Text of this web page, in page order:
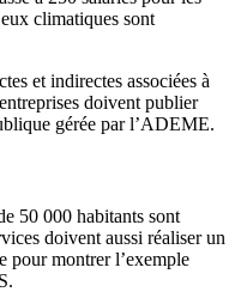
climatiques sont
et indirectes associées à
doivent publier
gérée par l’ADEME.
50 000 habitants sont
doivent aussi réaliser un
pour montrer l’exemple